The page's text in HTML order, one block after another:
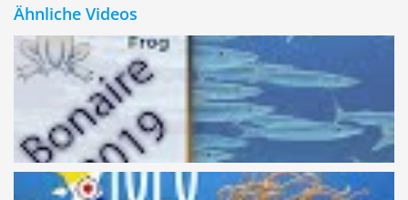
Ähnliche Videos